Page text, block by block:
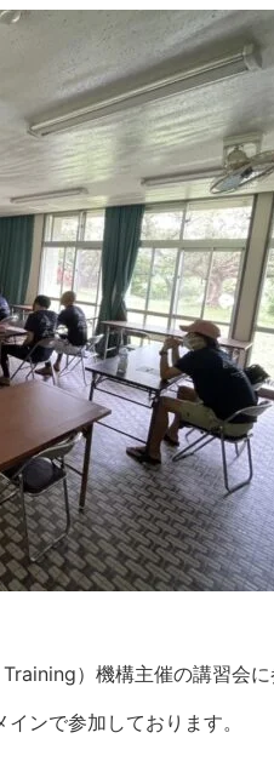
）機構主催の講習会に
ンで参加しております。